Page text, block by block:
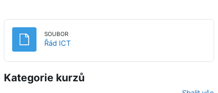
SOUBOR
Řád ICTSoubor
Kategorie kurzů